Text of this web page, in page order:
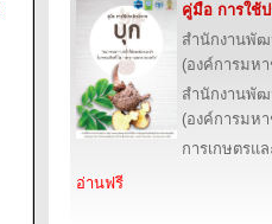
คู่มือ การใช้
สำนักงานพัฒ
(องค์การมห
สำนักงานพัฒ
(องค์การมห
การเกษตรแ
อ่านฟรี